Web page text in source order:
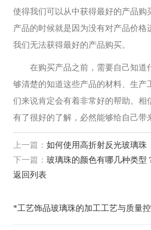
使得我们可以从中获得最好的产品购
产品的时候就是因为没有对产品价格
我们无法获得最好的产品购买。
在购买产品之前，需要自己知道
够清楚的知道这些产品的材料、生产
们来说肯定会有着非常好的帮助。相
有了很好的了解，必然能够给自己带
上一篇：如何使用高折射反光玻璃珠
返回列表
下一篇：玻璃珠的颜色有哪几种类型
*工艺饰品玻璃珠的加工工艺与质量控